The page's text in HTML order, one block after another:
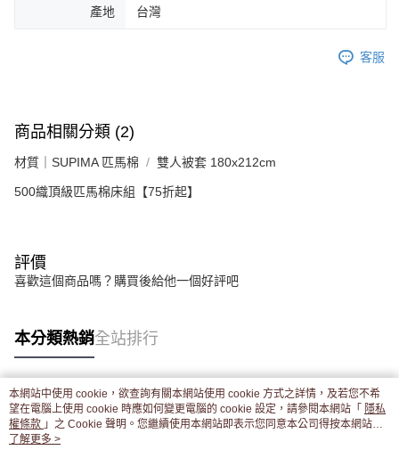
產地 台灣
客服
商品相關分類 (2)
材質｜SUPIMA 匹馬棉 雙人被套 180x212cm
500織頂級匹馬棉床組【75折起】
評價
喜歡這個商品嗎？購買後給他一個好評吧
本分類熱銷全站排行
熱門標籤
本網站中使用 cookie，欲查詢有關本網站使用 cookie 方式之詳情，及若您不希
望在電腦上使用 cookie 時應如何變更電腦的 cookie 設定，請參閱本網站「 隱私
權條款 」之 Cookie 聲明。您繼續使用本網站即表示您同意本公司得按本網站使
用條款之 Cookie 聲明使用 cookie。
了解更多 >